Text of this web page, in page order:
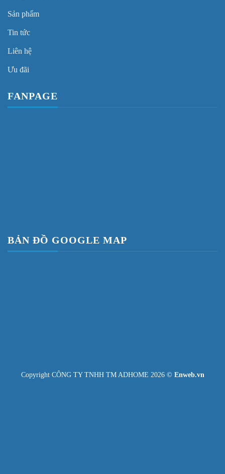
Sản phẩm
Tin tức
Liên hệ
Ưu đãi
FANPAGE
BẢN ĐỒ GOOGLE MAP
Copyright CÔNG TY TNHH TM ADHOME 2026 © Enweb.vn